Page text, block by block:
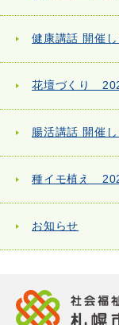
健康講話 開催
花壇づくり
腸活講話 開催
種イモ植え
お知らせ